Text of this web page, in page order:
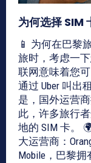
为何选择 SIM
📱 为何在巴黎
旅时，考虑一
联网意味着您
通过 Uber 叫出
是，国外运营
此，许多旅行
地的 SIM 卡。
大运营商：
Mobile，巴黎